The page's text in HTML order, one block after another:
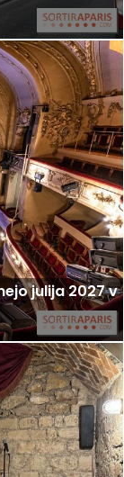
julija 2027 v